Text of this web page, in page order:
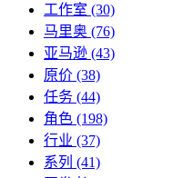
工作室 (30)
马里奥 (76)
亚马逊 (43)
原价 (38)
任务 (44)
角色 (198)
行业 (37)
系列 (41)